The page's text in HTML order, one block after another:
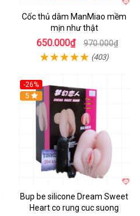
Cốc thủ dâm ManMiao mềm
mịn như thật
650.000₫ 970.000₫
(403)
-26%
Hot
5
Bup be silicone Dream Sweet
Heart co rung cuc suong